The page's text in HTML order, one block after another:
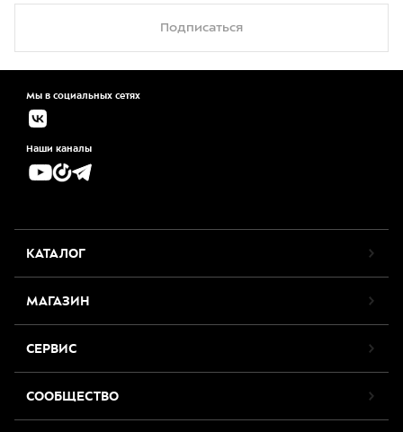
Подписаться
Мы в социальных сетях
Наши каналы
КАТАЛОГ
МАГАЗИН
СЕРВИС
СООБЩЕСТВО